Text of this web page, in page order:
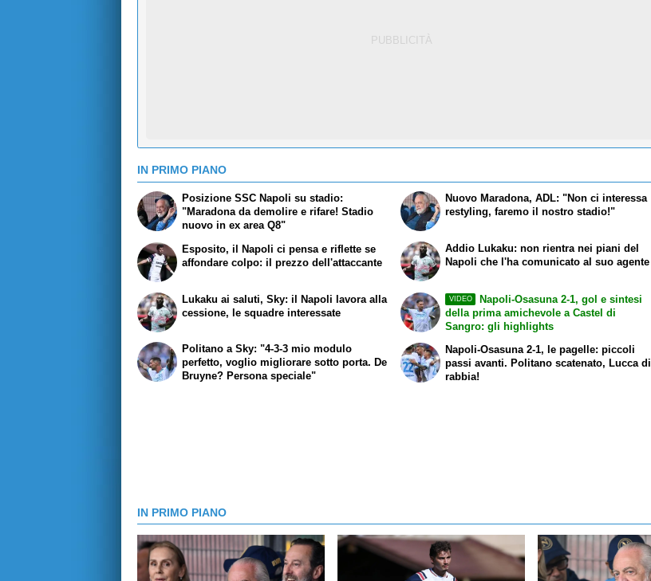
IN PRIMO PIANO
Posizione SSC Napoli su stadio:
"Maradona da demolire e rifare! Stadio
nuovo in ex area Q8"
Esposito, il Napoli ci pensa e riflette se
affondare colpo: il prezzo dell'attaccante
Nuovo Maradona, ADL: "Non ci interessa
restyling, faremo il nostro stadio!"
Addio Lukaku: non rientra nei piani del
Napoli che l'ha comunicato al suo agente
Lukaku ai saluti, Sky: il Napoli lavora alla
cessione, le squadre interessate
Politano a Sky: "4-3-3 mio modulo
perfetto, voglio migliorare sotto porta. De
Bruyne? Persona speciale"
VIDEO
Napoli-Osasuna 2-1, gol e sintesi
della prima amichevole a Castel di
Sangro: gli highlights
Napoli-Osasuna 2-1, le pagelle: piccoli
passi avanti. Politano scatenato, Lucca di
rabbia!
IN PRIMO PIANO